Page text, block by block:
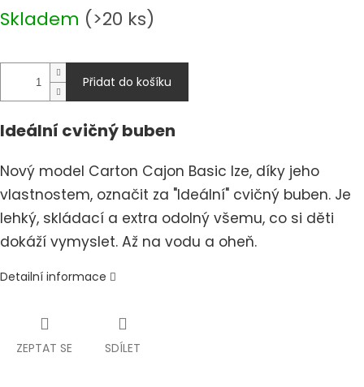
cena:
Skladem (>20 ks)
Přidat do košíku
Ideální cvičný buben
Nový model Carton Cajon Basic lze, díky jeho
vlastnostem, označit za "Ideální" cvičný buben. Je
lehký, skládací a extra odolný všemu, co si děti
dokáží vymyslet. Až na vodu a oheň.
Detailní informace
ZEPTAT SE SDÍLET